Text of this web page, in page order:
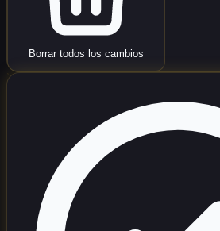
Borrar todos los cambios